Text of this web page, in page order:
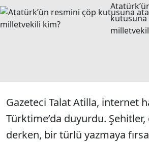
kutusuna
Gazeteci Talat Atilla, internet
Türktime’da duyurdu.
derken, bir türlü yazmaya